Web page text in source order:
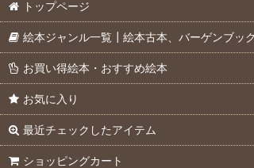
トップページ
絵本ジャンル一覧┃絵本古本、バーゲンブッ
お買い得絵本・おすすめ絵本
お気に入り
最近チェックしたアイテム
ショッピングカート